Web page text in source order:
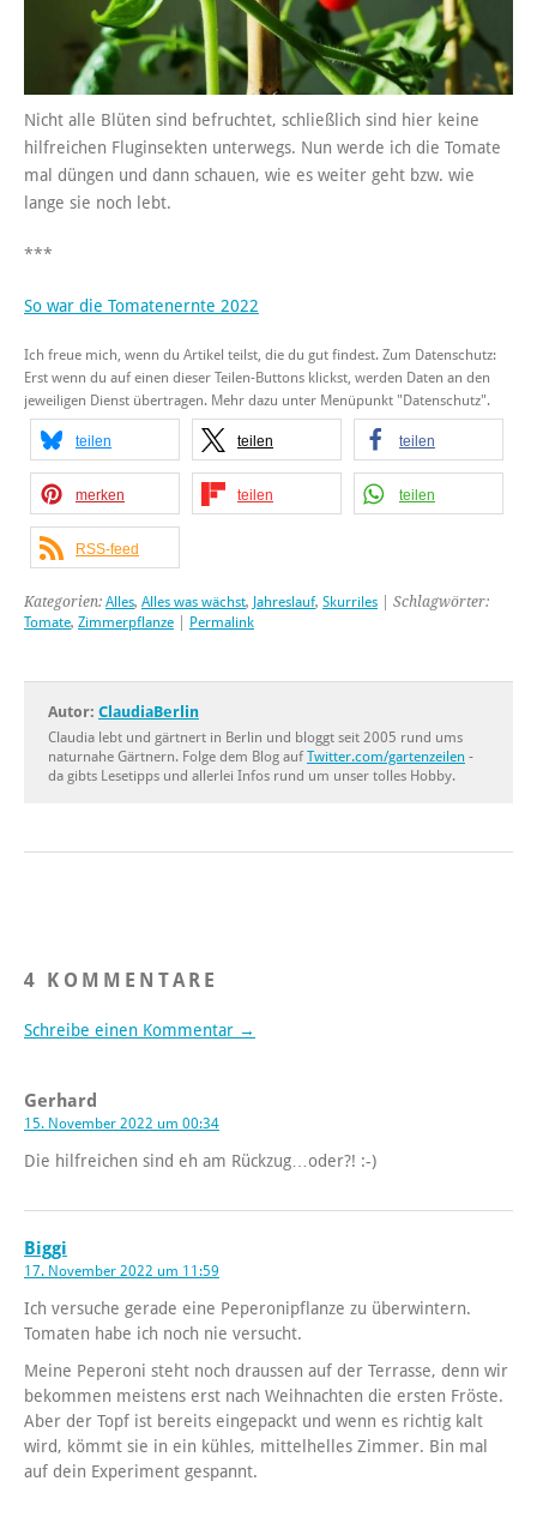
Nicht alle Blüten sind befruchtet, schließlich sind hier keine
hilfreichen Fluginsekten unterwegs. Nun werde ich die Tomate
mal düngen und dann schauen, wie es weiter geht bzw. wie
lange sie noch lebt.
***
So war die Tomatenernte 2022
Ich freue mich, wenn du Artikel teilst, die du gut findest. Zum Datenschutz:
Erst wenn du auf einen dieser Teilen-Buttons klickst, werden Daten an den
jeweiligen Dienst übertragen. Mehr dazu unter Menüpunkt "Datenschutz".
teilen teilen teilen
merken teilen teilen
RSS-feed
Kategorien: Alles, Alles was wächst, Jahreslauf, Skurriles | Schlagwörter:
Tomate, Zimmerpflanze Permalink
Autor: ClaudiaBerlin
Claudia lebt und gärtnert in Berlin und bloggt seit 2005 rund ums
naturnahe Gärtnern. Folge dem Blog aufTwitter.com/gartenzeilen -
da gibts Lesetipps und allerlei Infos rund um unser tolles Hobby.
4 KOMMENTARE
Schreibe einen Kommentar →
Gerhard
15. November 2022 um 00:34
Die hilfreichen sind eh am Rückzug…oder?! :-)
Biggi
17. November 2022 um 11:59
Ich versuche gerade eine Peperonipflanze zu überwintern.
Tomaten habe ich noch nie versucht.
Meine Peperoni steht noch draussen auf der Terrasse, denn wir
bekommen meistens erst nach Weihnachten die ersten Fröste.
Aber der Topf ist bereits eingepackt und wenn es richtig kalt
wird, kömmt sie in ein kühles, mittelhelles Zimmer. Bin mal
auf dein Experiment gespannt.